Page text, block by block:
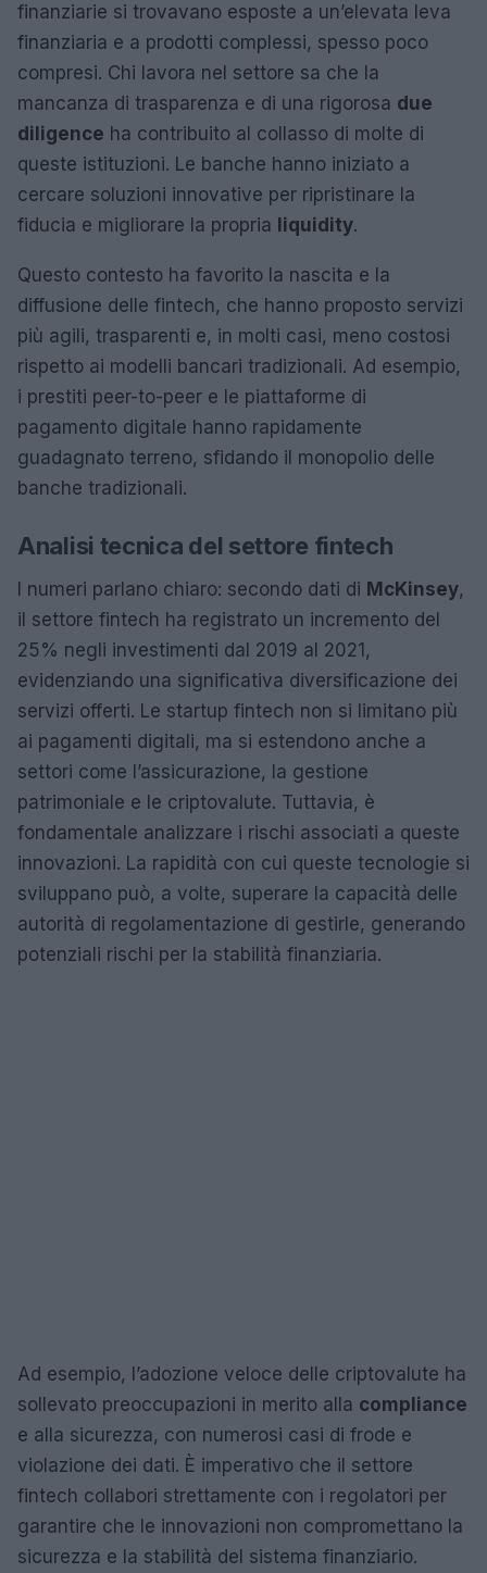
finanziarie si trovavano esposte a un’elevata leva
finanziaria e a prodotti complessi, spesso poco
compresi. Chi lavora nel settore sa che la
mancanza di trasparenza e di una rigorosa due
diligence ha contribuito al collasso di molte di
queste istituzioni. Le banche hanno iniziato a
cercare soluzioni innovative per ripristinare la
fiducia e migliorare la propria liquidity.
Questo contesto ha favorito la nascita e la
diffusione delle fintech, che hanno proposto servizi
più agili, trasparenti e, in molti casi, meno costosi
rispetto ai modelli bancari tradizionali. Ad esempio,
i prestiti peer-to-peer e le piattaforme di
pagamento digitale hanno rapidamente
guadagnato terreno, sfidando il monopolio delle
banche tradizionali.
Analisi tecnica del settore fintech
I numeri parlano chiaro: secondo dati di McKinsey,
il settore fintech ha registrato un incremento del
25% negli investimenti dal 2019 al 2021,
evidenziando una significativa diversificazione dei
servizi offerti. Le startup fintech non si limitano più
ai pagamenti digitali, ma si estendono anche a
settori come l’assicurazione, la gestione
patrimoniale e le criptovalute. Tuttavia, è
fondamentale analizzare i rischi associati a queste
innovazioni. La rapidità con cui queste tecnologie si
sviluppano può, a volte, superare la capacità delle
autorità di regolamentazione di gestirle, generando
potenziali rischi per la stabilità finanziaria.
Ad esempio, l’adozione veloce delle criptovalute ha
sollevato preoccupazioni in merito alla compliance
e alla sicurezza, con numerosi casi di frode e
violazione dei dati. È imperativo che il settore
fintech collabori strettamente con i regolatori per
garantire che le innovazioni non compromettano la
sicurezza e la stabilità del sistema finanziario.